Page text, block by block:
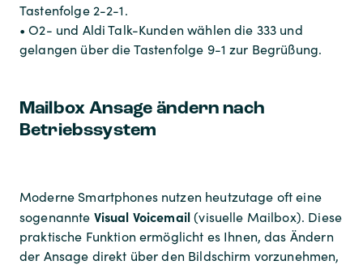
Tastenfolge 2-2-1.
• O2- und Aldi Talk-Kunden wählen die 333 und
gelangen über die Tastenfolge 9-1 zur Begrüßung.
Mailbox Ansage ändern nach
Betriebssystem
Moderne Smartphones nutzen heutzutage oft eine
sogenannte Visual Voicemail(visuelle Mailbox). Diese
praktische Funktion ermöglicht es Ihnen, das Ändern
der Ansage direkt über den Bildschirm vorzunehmen,